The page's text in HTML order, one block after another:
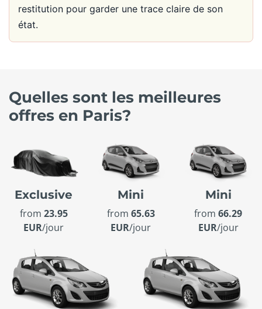
restitution pour garder une trace claire de son
état.
Quelles sont les meilleures
offres en Paris?
Exclusive
from 23.95
EUR/jour
Mini
from 65.63
EUR/jour
Mini
from66.29
EUR/jour